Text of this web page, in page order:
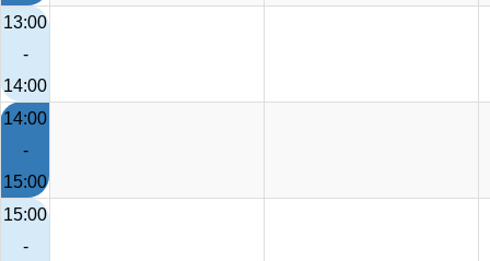
13:00
-
14:00
14:00
-
15:00
15:00
-